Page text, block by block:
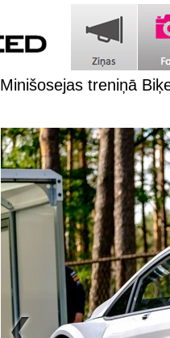
Minišosejas treniņā